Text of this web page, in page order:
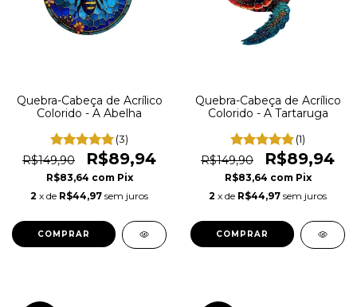
Quebra-Cabeça de Acrílico
Colorido - A Abelha
(3)
R$149,90 R$89,94
R$83,64 com Pix
2 x de R$44,97 sem juros
COMPRAR
Quebra-Cabeça de Acrílico
Colorido - A Tartaruga
(1)
R$149,90 R$89,94
R$83,64 com Pix
2 x de R$44,97 sem juros
COMPRAR